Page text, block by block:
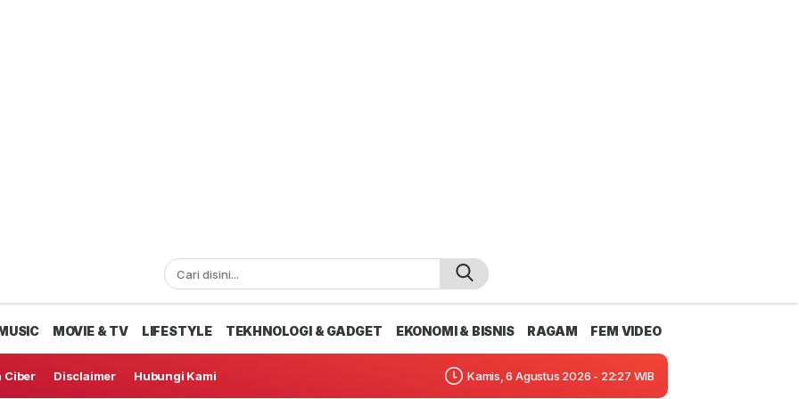
MOVIE & TV LIFESTYLE TEKHNOLOGI & GADGET EKONOMI & BISNIS RAGAM FEM VIDEO
Ciber Disclaimer Hubungi Kami Kamis, 6 Agustus 2026 - 22:27 WIB